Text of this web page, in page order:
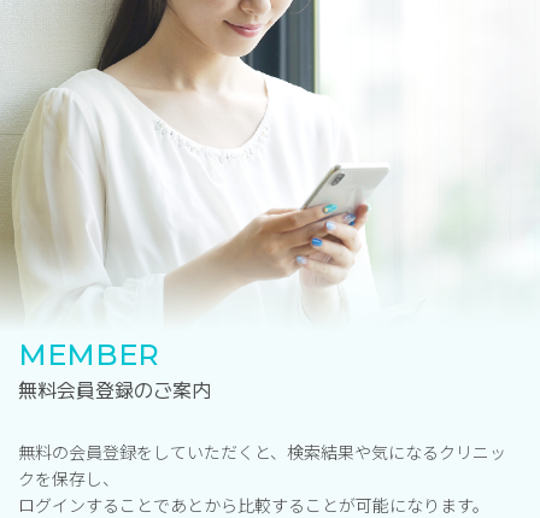
MEMBER
無料会員登録のご案内
無料の会員登録をしていただくと、検索結果や気になるクリニッ
クを保存し、
ログインすることであとから比較することが可能になります。